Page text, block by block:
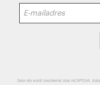
Deze site wordt beschermd door reCAPTCHA,